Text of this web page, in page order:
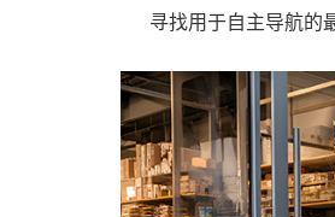
寻找用于自主导航的